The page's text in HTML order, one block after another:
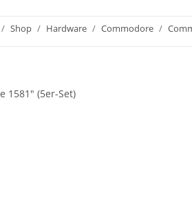
Shop Hardware Commodore